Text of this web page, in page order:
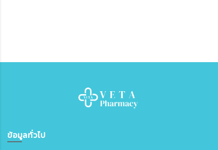
ข้อมูลทั่วไป